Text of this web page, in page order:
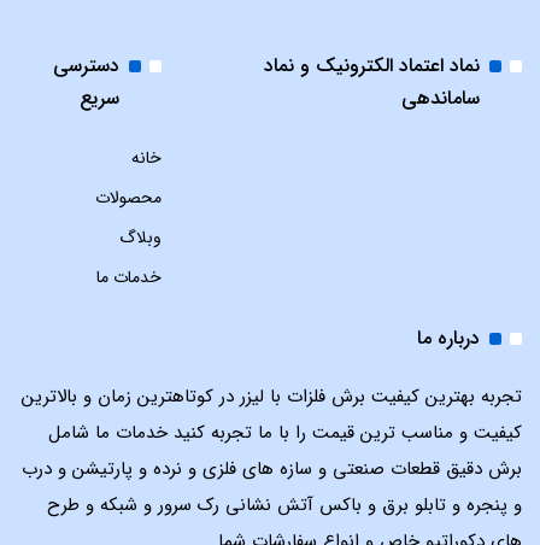
نماد اعتماد الکترونیک و نماد
ساماندهی
دسترسی
سریع
خانه
محصولات
وبلاگ
خدمات ما
درباره ما
تجربه بهترین کیفیت برش فلزات با لیزر در کوتاهترین زمان و بالاترین
کیفیت و مناسب ترین قیمت را با ما تجربه کنید خدمات ما شامل
برش دقیق قطعات صنعتی و سازه های فلزی و نرده و پارتیشن و درب
و پنجره و تابلو برق و باکس آتش نشانی رک سرور و شبکه و طرح